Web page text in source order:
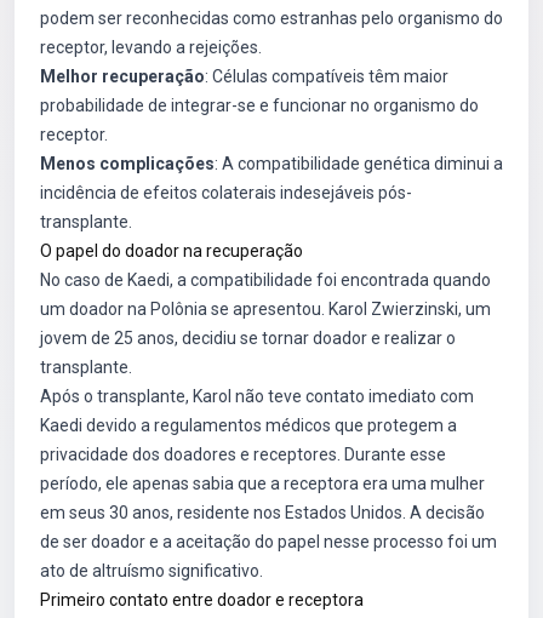
podem ser reconhecidas como estranhas pelo organismo do
receptor, levando a rejeições.
Melhor recuperação: Células compatíveis têm maior
probabilidade de integrar-se e funcionar no organismo do
receptor.
Menos complicações: A compatibilidade genética diminui a
incidência de efeitos colaterais indesejáveis pós-
transplante.
O papel do doador na recuperação
No caso de Kaedi, a compatibilidade foi encontrada quando
um doador na Polônia se apresentou. Karol Zwierzinski, um
jovem de 25 anos, decidiu se tornar doador e realizar o
transplante.
Após o transplante, Karol não teve contato imediato com
Kaedi devido a regulamentos médicos que protegem a
privacidade dos doadores e receptores. Durante esse
período, ele apenas sabia que a receptora era uma mulher
em seus 30 anos, residente nos Estados Unidos. A decisão
de ser doador e a aceitação do papel nesse processo foi um
ato de altruísmo significativo.
Primeiro contato entre doador e receptora